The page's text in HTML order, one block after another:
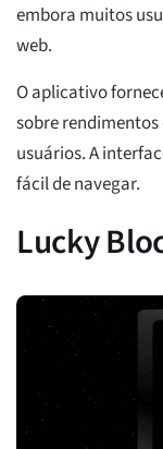
embora muitos
web.
O aplicativo
sobre
usuários. A
fácil de navegar.
Lucky